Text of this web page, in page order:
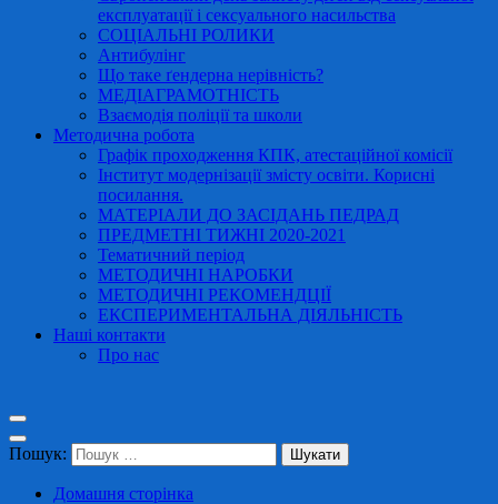
експлуатації і сексуального насильства
СОЦІАЛЬНІ РОЛИКИ
Антибулінг
Що таке ґендерна нерівність?
МЕДІАГРАМОТНІСТЬ
Взаємодія поліції та школи
Методична робота
Графік проходження КПК, атестаційної комісії
Інститут модернізації змісту освіти. Корисні
посилання.
МАТЕРІАЛИ ДО ЗАСІДАНЬ ПЕДРАД
ПРЕДМЕТНІ ТИЖНІ 2020-2021
Тематичний період
МЕТОДИЧНІ НАРОБКИ
МЕТОДИЧНІ РЕКОМЕНДЦІЇ
ЕКСПЕРИМЕНТАЛЬНА ДІЯЛЬНІСТЬ
Наші контакти
Про нас
Пошук:
Домашня сторінка